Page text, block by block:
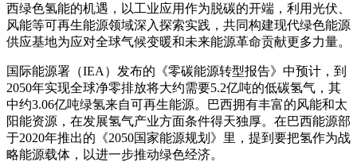
西绿色氢能的机遇，以工业应用作为脱碳的开端，利用光伏、
风能等可再生能源领域深入探索实践，共同构建现代绿色能源
供应基地为应对全球气候变暖和未来能源革命贡献更多力量。
国际能源署（IEA）发布的《零碳能源转型报告》中预计，到
2050年实现全球净零排放将大约需要5.2亿吨的低碳氢气，其
中约3.06亿吨绿氢来自可再生能源。巴西拥有丰富的风能和太
阳能资源，在发展氢气产业方面条件得天独厚。在巴西能源部
于2020年推出的《2050国家能源规划》里，提到要把氢作为战
略能源载体，以进一步推动绿色经济。